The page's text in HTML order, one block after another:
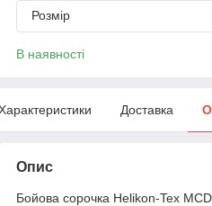
Розмір
В наявності
Доставка
Опис
Бойова сорочка Helikon-Tex